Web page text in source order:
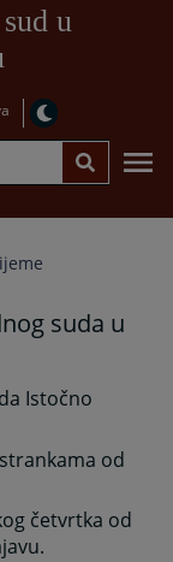
u
suda u
Istočno
od
četvrtka od